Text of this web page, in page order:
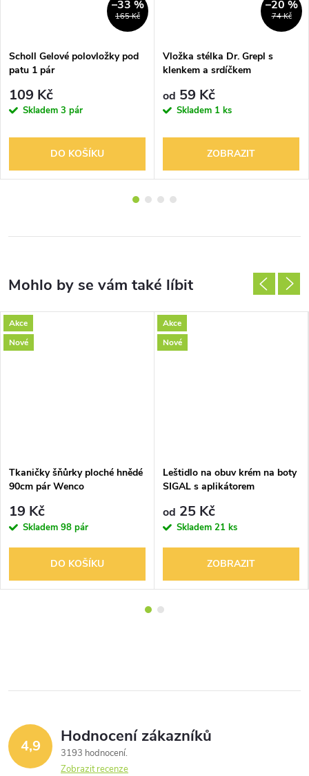
165 Kč
–33 %
Scholl Gelové polovložky pod
patu 1 pár
109 Kč
Skladem 3 pár
DO KOŠÍKU
74 Kč
–20 %
Vložka stélka Dr. Grepl s
klenkem a srdíčkem
od 59 Kč
Skladem 1 ks
ZOBRAZIT
Akce
Nové
Tkaničky šňůrky ploché hnědé
90cm pár Wenco
19 Kč
Skladem 98 pár
DO KOŠÍKU
Akce
Nové
Leštidlo na obuv krém na boty
SIGAL s aplikátorem
od 25 Kč
Skladem 21 ks
ZOBRAZIT
4,9 Hodnocení zákazníků
3193 hodnocení
Zobrazit recenze